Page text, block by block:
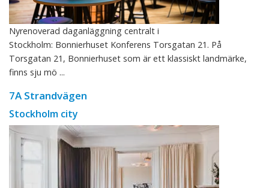
Nyrenoverad daganläggning centralt i
Stockholm: Bonnierhuset Konferens Torsgatan 21. På
Torsgatan 21, Bonnierhuset som är ett klassiskt landmärke,
finns sju mö ...
7A Strandvägen
Stockholm city